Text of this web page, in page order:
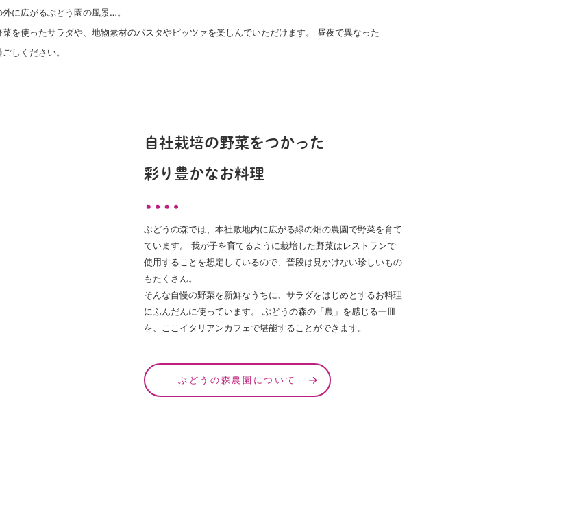
に広がるぶどう園の風景…。
を使ったサラダや、地物素材のパスタやピッツァを楽しんでいただけます。 昼夜で異なった
しください。
自社栽培の野菜をつかった
彩り豊かなお料理
ぶどうの森では、本社敷地内に広がる緑の畑の農園で野菜を育て
ています。 我が子を育てるように栽培した野菜はレストランで
使用することを想定しているので、普段は見かけない珍しいもの
もたくさん。
そんな自慢の野菜を新鮮なうちに、サラダをはじめとするお料理
にふんだんに使っています。 ぶどうの森の「農」を感じる一皿
を、ここイタリアンカフェで堪能することができます。
ぶどうの森農園について